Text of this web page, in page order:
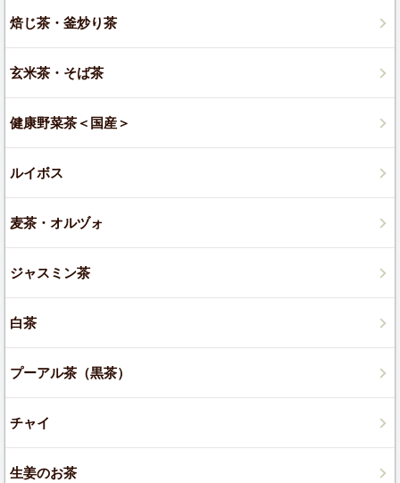
焙じ茶・釜炒り茶
玄米茶・そば茶
健康野菜茶＜国産＞
ルイボス
麦茶・オルヅォ
ジャスミン茶
白茶
プーアル茶（黒茶）
チャイ
生姜のお茶